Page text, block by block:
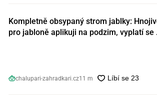
Kompletně obsypaný strom jablky:
pro jabloně aplikuji na podzim, vyplatí se
chalupari-zahradkari.cz11 m